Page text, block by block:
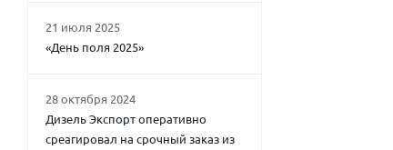
21 июля 2025
«День поля 2025»
28 октября 2024
Дизель Экспорт оперативно
среагировал на срочный заказ из